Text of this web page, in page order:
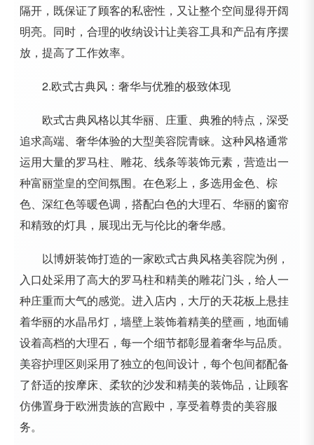
隔开，既保证了顾客的私密性，又让整个空间显得开阔
明亮。同时，合理的收纳设计让美容工具和产品有序摆
放，提高了工作效率。
2.欧式古典风：奢华与优雅的极致体现
欧式古典风格以其华丽、庄重、典雅的特点，深受
追求高端、奢华体验的大型美容院青睐。这种风格通常
运用大量的罗马柱、雕花、线条等装饰元素，营造出一
种富丽堂皇的空间氛围。在色彩上，多选用金色、棕
色、深红色等暖色调，搭配白色的大理石、华丽的窗帘
和精致的灯具，展现出无与伦比的奢华感。
以博妍装饰打造的一家欧式古典风格美容院为例，
入口处采用了高大的罗马柱和精美的雕花门头，给人一
种庄重而大气的感觉。进入店内，大厅的天花板上悬挂
着华丽的水晶吊灯，墙壁上装饰着精美的壁画，地面铺
设着高档的大理石，每一个细节都彰显着奢华与品质。
美容护理区则采用了独立的包间设计，每个包间都配备
了舒适的按摩床、柔软的沙发和精美的装饰品，让顾客
仿佛置身于欧洲贵族的宫殿中，享受着尊贵的美容服
务。